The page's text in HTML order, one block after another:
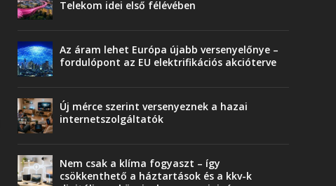
Telekom idei első félévében
Az áram lehet Európa újabb versenyelőnye –
fordulópont az EU elektrifikációs akcióterve
Új mérce szerint versenyeznek a hazai
internetszolgáltatók
Nem csak a klíma fogyaszt – így
csökkenthető a háztartások és a kkv-k